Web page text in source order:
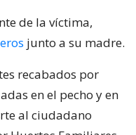
de la víctima,
junto a su madre.
recabados por
en el pecho y en
al ciudadano